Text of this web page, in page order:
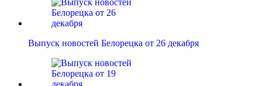
Выпуск новостей Белорецка от 26 декабря